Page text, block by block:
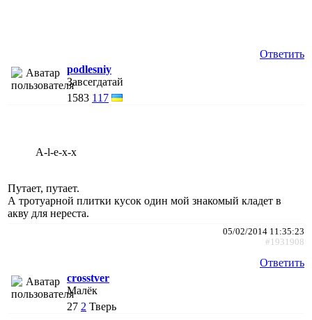
Ответить
podlesniy
Завсегдатай
1583 117
A-l-e-x-x
Путает, путает.
А тротуарной плитки кусок один мой знакомый кладет в
акву для нереста.
05/02/2014 11:35:23
#1931908
Ответить
crosstver
Малёк
27 2 Тверь